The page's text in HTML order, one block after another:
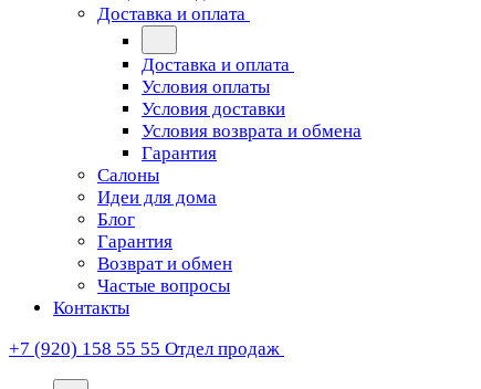
Доставка и оплата
Доставка и оплата
Условия оплаты
Условия доставки
Условия возврата и обмена
Гарантия
Салоны
Идеи для дома
Блог
Гарантия
Возврат и обмен
Частые вопросы
Контакты
+7 (920) 158 55 55 Отдел продаж